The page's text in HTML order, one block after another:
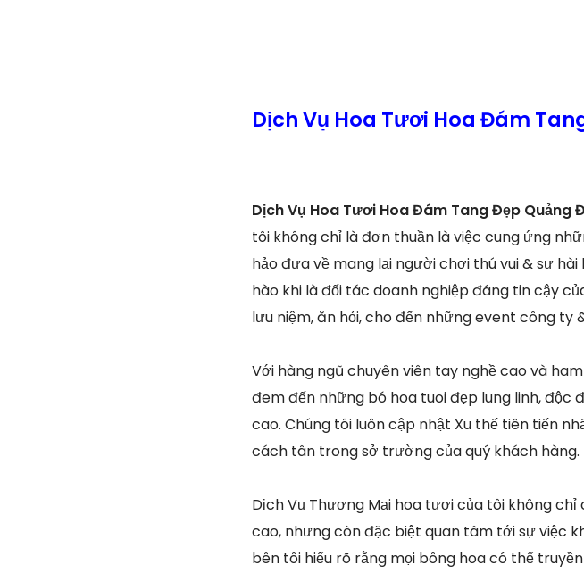
Dịch Vụ Hoa Tươi Hoa Đám
Dịch Vụ Hoa Tươi Hoa Đám Tang Đẹp Quảng
tôi không chỉ là đơn thuần là việc cung ứng
hảo đưa về mang lại người chơi thú vui & sự
hào khi là đối tác doanh nghiệp đáng tin cậy
lưu niệm, ăn hỏi, cho đến những event công ty
Với hàng ngũ chuyên viên tay nghề cao và
đem đến những bó hoa tuoi đẹp lung linh,
cao. Chúng tôi luôn cập nhật Xu thế tiên tiến
cách tân trong sở trường của quý khách hàng.
Dịch Vụ Thương Mại hoa tươi của tôi không
cao, nhưng còn đặc biệt quan tâm tới sự việc
bên tôi hiểu rõ rằng mọi bông hoa có thể